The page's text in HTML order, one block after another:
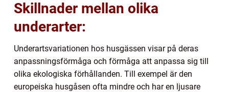
Skillnader mellan olika
underarter:
Underartsvariationen hos husgässen visar på deras
anpassningsförmåga och förmåga att anpassa sig till
olika ekologiska förhållanden. Till exempel är den
europeiska husgåsen ofta mindre och har en ljusare